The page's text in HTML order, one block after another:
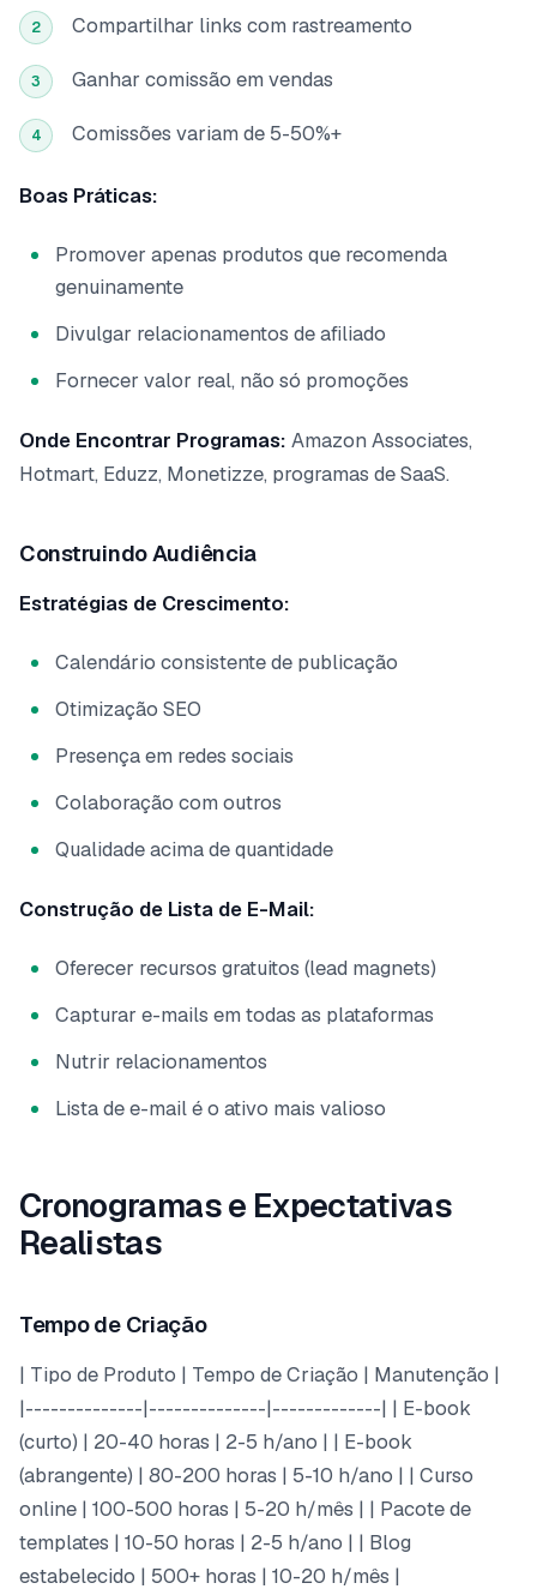
2 Compartilhar links com rastreamento
3 Ganhar comissão em vendas
4 Comissões variam de 5-50%+
Boas Práticas:
Promover apenas produtos que recomenda
genuinamente
Divulgar relacionamentos de afiliado
Fornecer valor real, não só promoções
Onde Encontrar Programas: Amazon Associates,
Hotmart, Eduzz, Monetizze, programas de SaaS.
Construindo Audiência
Estratégias de Crescimento:
Calendário consistente de publicação
Otimização SEO
Presença em redes sociais
Colaboração com outros
Qualidade acima de quantidade
Construção de Lista de E-Mail:
Oferecer recursos gratuitos (lead magnets)
Capturar e-mails em todas as plataformas
Nutrir relacionamentos
Lista de e-mail é o ativo mais valioso
Cronogramas e Expectativas
Realistas
Tempo de Criação
| Tipo de Produto | Tempo de Criação | Manutenção |
|--------------|--------------|-------------| | E-book
(curto) | 20-40 horas | 2-5 h/ano | | E-book
(abrangente) | 80-200 horas | 5-10 h/ano | | Curso
online | 100-500 horas | 5-20 h/mês | | Pacote de
templates | 10-50 horas | 2-5 h/ano | | Blog
estabelecido | 500+ horas | 10-20 h/mês |